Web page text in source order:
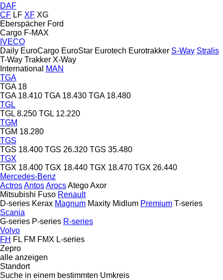
DAF
CF LF XF XG
Eberspächer Ford
Cargo F-MAX
IVECO
Daily EuroCargo EuroStar Eurotech Eurotrakker S-Way Stralis
T-Way Trakker X-Way
International
MAN
TGA
TGA 18
TGA 18.410 TGA 18.430 TGA 18.480
TGL
TGL 8.250 TGL 12.220
TGM
TGM 18.280
TGS
TGS 18.400 TGS 26.320 TGS 35.480
TGX
TGX 18.400 TGX 18.440 TGX 18.470 TGX 26.440
Mercedes-Benz
ActrosAntosArocsAtegoAxor
Mitsubishi Fuso Renault
D-series Kerax Magnum Maxity Midlum Premium T-series
Scania
G-series P-series R-series
Volvo
FH FL FM FMX L-series
Zepro
alle anzeigen
Standort
Suche in einem bestimmten Umkreis